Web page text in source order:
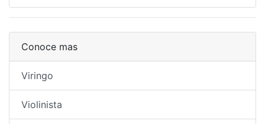
Conoce mas
Viringo
Violinista